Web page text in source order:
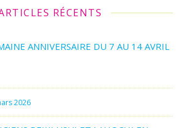
RÉCENTS
ANNIVERSAIRE DU 7 AU 14 AVRIL
2026